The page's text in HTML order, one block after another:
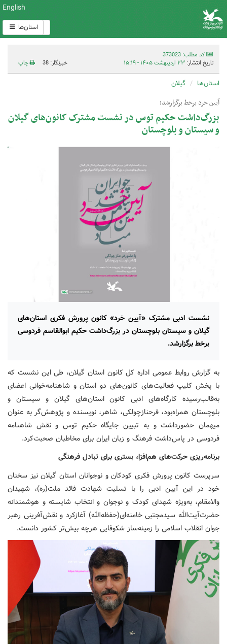
English
استان‌ها
کد مطلب: 373023
تاریخ انتشار: ۲۳ اردیبهشت ۱۴۰۵ - ۱۵:۱۹ خبرنگار: 38 چاپ
استان‌ها گیلان
آیین خرد برخط برگزارشد؛
بزرگ‌داشت حکیم توس در نشست مشترک کانون‌های گیلان
و سیستان و بلوچستان
نشست ادبی مشترک «آیین خرد» کانون پرورش فکری استان‌های
گیلان و سیستان بلوچستان در بزرگ‌داشت حکیم ابوالقاسم فردوسی
برخط برگزارشد.
به گزارش روابط عمومی اداره کل کانون استان گیلان، طی این نشست که
با پخش کلیپ فعالیت‌های کانون‌های دو استان و شاهنامه‌خوانی اعضای
به‌قالب‌رسیده کارگاه‌های ادبی کانون استان‌های گیلان و سیستان و
بلوچستان همراه‌بود، فرحنازچولکی، شاهر، نویسنده و پژوهش‌گر به عنوان
میهمان حضورداشت و به تبیین جایگاه حکیم توس و نقش شاهنامه
فردوسی در پاس‌داشت فرهنگ و زبان ایران برای مخاطبان صحبت‌کرد.
برنامه‌ریزی حرکت‌های هم‌افزا، بستری برای تبادل فرهنگی
سرپرست کانون پرورش فکری کودکان و نوجوانان استان گیلان نیز سخنان
خود در این آیین ادبی را با تسلیت شهادت فائد ملت(ره)، شهیدان
والامقام، به‌ویژه شهدای کودک و نوجوان و انتخاب شایسته و هوشمندانه
حضرت‌آیت‌الله سیدمجتبی خامنه‌ای(حفظه‌الله) آغازکرد و نقش‌آفرینی رهبر
جوان انقلاب اسلامی را زمینه‌ساز شکوفایی هرچه بیش‌تر کشور دانست.